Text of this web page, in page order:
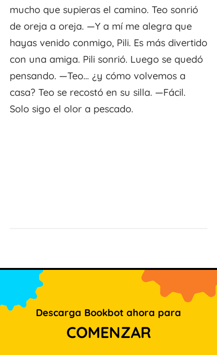
mucho que supieras el camino. Teo sonrió
de oreja a oreja. —Y a mí me alegra que
hayas venido conmigo, Pili. Es más divertido
con una amiga. Pili sonrió. Luego se quedó
pensando. —Teo… ¿y cómo volvemos a
casa? Teo se recostó en su silla. —Fácil.
Solo sigo el olor a pescado.
Descarga Bookbot ahora para
COMENZAR